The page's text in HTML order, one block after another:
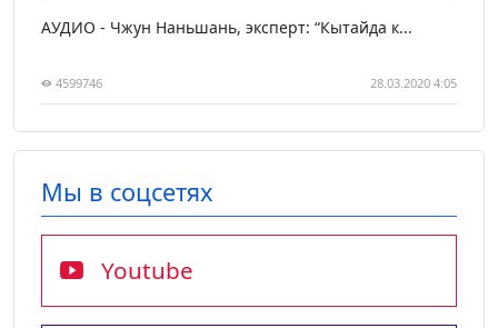
АУДИО - Чжун Наньшань, эксперт: “Кытайда к...
4599746 28.03.2020 4:05
Мы в соцсетях
Youtube